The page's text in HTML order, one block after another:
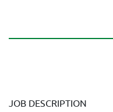
JOB DESCRIPTION